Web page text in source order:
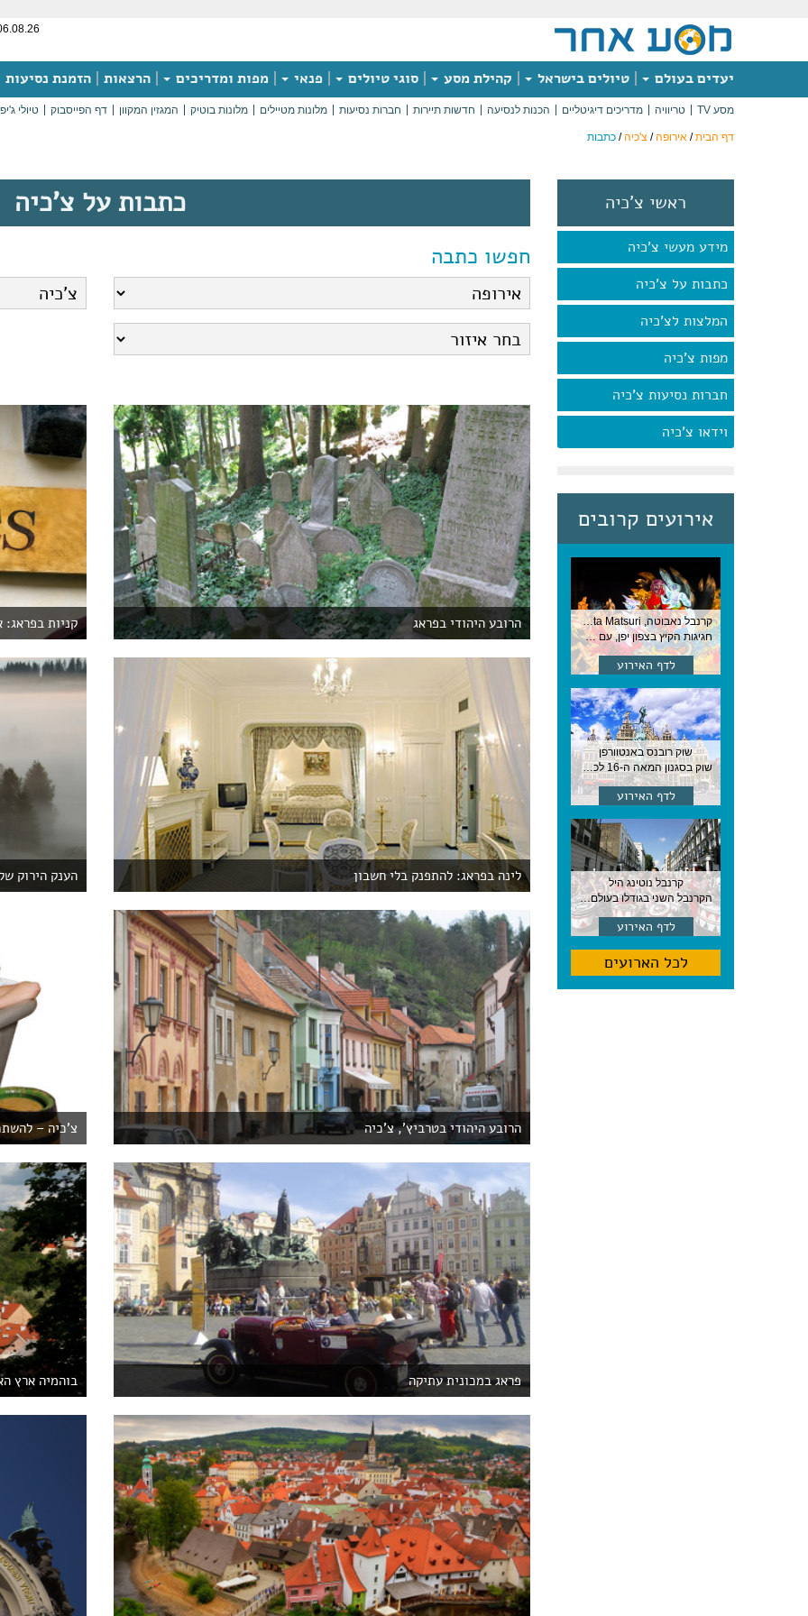
יעדים בעולם טיולים בישראל קהילת מסע סוגי טיולים פנאי מפות ומדריכים הרצאות הזמנת נסיעות
מסע TV טריוויה מדריכים דיגיטליים הכנות לנסיעה חדשות תיירות חברות נסיעות מלונות מטיילים מלונות בוטיק המגזין המקוון דף הפייסבוק טיולי
דף הבית/ אירופה/ צ'כיה/ כתבות
ראשי צ'כיה
מידע מעשי צ'כיה
כתבות על צ'כיה
המלצות לצ'כיה
מפות צ'כיה
חברות נסיעות צ'כיה
וידאו צ'כיה
אירועים קרובים
קרנבל נאבוטה, Nebuta Matsuri ,יפן
חגיגות הקיץ בצפון יפן, עם תהלוכות ענק, ריקודים וזיקוקים. 6-2 באוגוסט, יפן
לדף האירוע
שוק רובנס באנטוורפן
שוק בסגנון המאה ה-16 לכבודו של הצייר המפורסם, בן העיר, נערך ב-15 באוגוסט באנטוורפן
לדף האירוע
קרנבל נוטינג היל
הקרנבל השני בגודלו בעולם, עם מוזיקה, תהלוכות ותחפושות. לונדון
לדף האירוע
לכל הארועים
כתבות על צ'כיה
חפשו כתבה
הרובע היהודי בפראג קניות בפראג:
לינה בפראג: להתפנק בלי חשבון הענק הירוק
הרובע היהודי בטרביץ', צ'כיה צ'כיה –
פראג במכונית עתיקה בוהמיה ארץ